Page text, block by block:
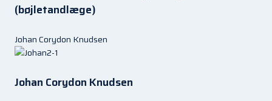
(bøjletandlæge)
Johan Corydon Knudsen
Johan Corydon Knudsen